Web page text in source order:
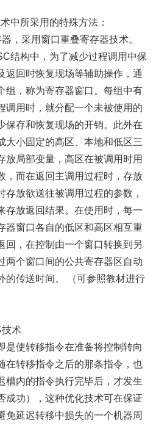
中所采用的特殊方法：
，采用窗口重叠寄存器技术。
结构中，为了减少过程调用中保
返回时恢复现场等辅助操作，通
组，称为寄存器窗口。每组中有
调用时，就分配一个未被使用的
保存和恢复现场的开销。此外在
大小固定的高区、本地和低区三
放局部变量，高区在被调用时用
，而在返回主调用过程时，存放
放欲送往被调用过程的参数，
存放返回结果。在使用时，每一
器窗口各自的低区和高区相互重
回，在控制由一个窗口转换到另
两个窗口间的公共寄存器区自动
的传送时间。 （可参照教材进行
术
是使转移指令在准备将控制转向
在转移指令之后的那条指令，也
槽内的指令执行完毕后，才发生
成功），这种优化技术可在保证
免延迟转移中损失的一个机器周